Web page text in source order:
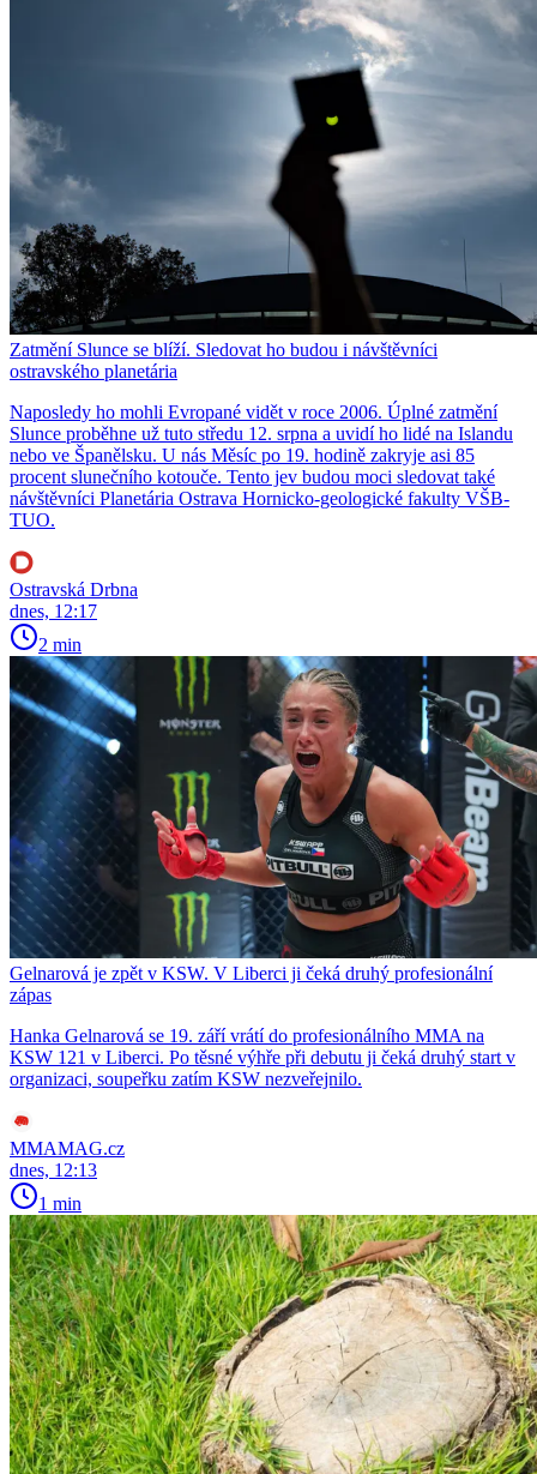
Zatmění Slunce se blíží. Sledovat ho budou i návštěvníci
ostravského planetária
Naposledy ho mohli Evropané vidět v roce 2006. Úplné zatmění
Slunce proběhne už tuto středu 12. srpna a uvidí ho lidé na Islandu
nebo ve Španělsku. U nás Měsíc po 19. hodině zakryje asi 85
procent slunečního kotouče. Tento jev budou moci sledovat také
návštěvníci Planetária Ostrava Hornicko-geologické fakulty VŠB-
TUO.
Ostravská Drbna
dnes, 12:17
2 min
Gelnarová je zpět v KSW. V Liberci ji čeká druhý profesionální
zápas
Hanka Gelnarová se 19. září vrátí do profesionálního MMA na
KSW 121 v Liberci. Po těsné výhře při debutu ji čeká druhý start v
organizaci, soupeřku zatím KSW nezveřejnilo.
MMAMAG.cz
dnes, 12:13
1 min